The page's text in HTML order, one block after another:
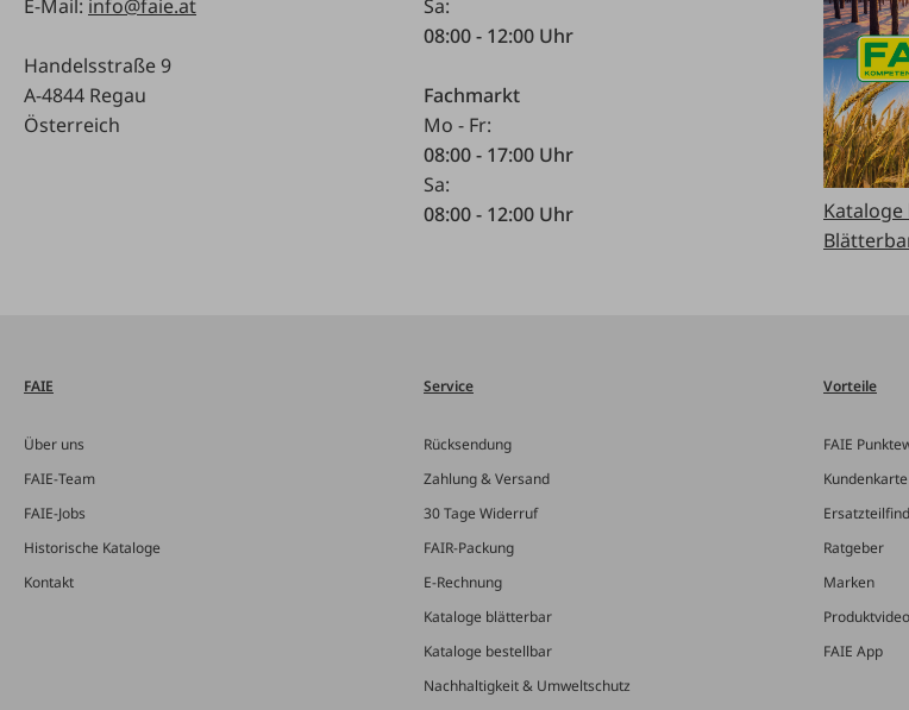
E-Mail: info@faie.at
Handelsstraße 9
A-4844 Regau
Österreich
Sa:
08:00 - 12:00 Uhr
Fachmarkt
Mo - Fr:
08:00 - 17:00 Uhr
Sa:
08:00 - 12:00 Uhr
FAIE
Über uns
FAIE-Team
FAIE-Jobs
Historische Kataloge
Kontakt
Service
Rücksendung
Zahlung & Versand
30 Tage Widerruf
FAIR-Packung
E-Rechnung
Kataloge blätterbar
Kataloge bestellbar
Nachhaltigkeit & Umweltschutz
Vorteile
FAIE
Kundenkarte
Ratgeber
Marken
FAIE App